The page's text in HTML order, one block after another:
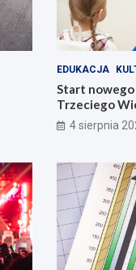
EDUKACJA
Start
Trzeciego
4 sierpnia